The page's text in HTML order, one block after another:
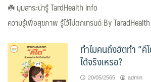
☘️มุมสาระน่ารู้ TardHealth info
ความรู้เพื่อสุขภาพ รู้ไว้ไม่ตกเทรนด์ By TaradHealth
ทำไมคนถึงฮิตทำ “
ได้จริงเหรอ?
20/05/2565 admin